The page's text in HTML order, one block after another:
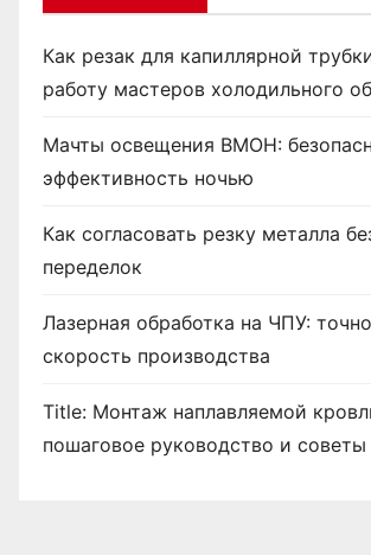
Как резак для капиллярной
работу мастеров холодильного
Мачты освещения ВМОН:
эффективность ночью
Как согласовать резку металла
переделок
Лазерная обработка на ЧПУ:
скорость производства
Title: Монтаж наплавляемой
пошаговое руководство и советы